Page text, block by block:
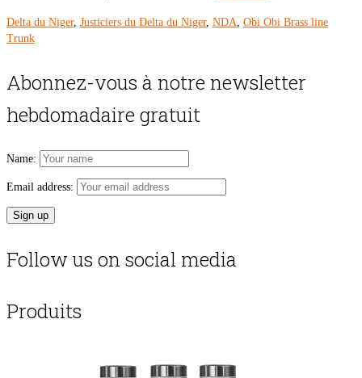
Delta du Niger, Justiciers du Delta du Niger, NDA, Obi Obi Brass line
Trunk
Abonnez-vous à notre newsletter
hebdomadaire gratuit
Name:
Email address:
Follow us on social media
Produits